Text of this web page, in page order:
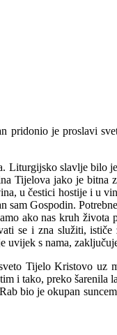
pridonio je proslavi
Liturgijsko slavlje bilo
Tijelova jako je bitna
u čestici hostije i u
Gospodin.
ako nas kruh života
se i zna služiti, ističe
uvijek s nama,
Tijelo Kristovo uz
i tako, preko
bio je okupan